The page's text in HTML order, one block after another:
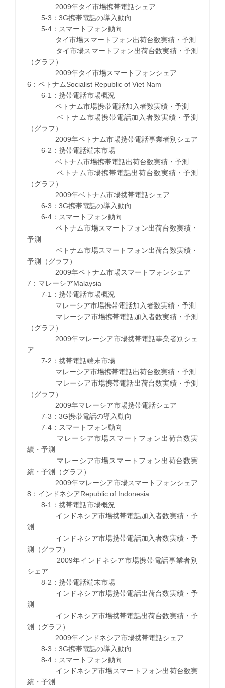
2009年タイ市場携帯電話シェア
5-3：3G携帯電話の導入動向
5-4：スマートフォン動向
タイ市場スマートフォン出荷台数実績・予測
タイ市場スマートフォン出荷台数実績・予測
（グラフ）
2009年タイ市場スマートフォンシェア
6：ベトナムSocialist Republic of Viet Nam
6-1：携帯電話市場概況
ベトナム市場携帯電話加入者数実績・予測
ベトナム市場携帯電話加入者数実績・予測
（グラフ）
2009年ベトナム市場携帯電話事業者別シェア
6-2：携帯電話端末市場
ベトナム市場携帯電話出荷台数実績・予測
ベトナム市場携帯電話出荷台数実績・予測
（グラフ）
2009年ベトナム市場携帯電話シェア
6-3：3G携帯電話の導入動向
6-4：スマートフォン動向
ベトナム市場スマートフォン出荷台数実績・
予測
ベトナム市場スマートフォン出荷台数実績・
予測（グラフ）
2009年ベトナム市場スマートフォンシェア
7：マレーシアMalaysia
7-1：携帯電話市場概況
マレーシア市場携帯電話加入者数実績・予測
マレーシア市場携帯電話加入者数実績・予測
（グラフ）
2009年マレーシア市場携帯電話事業者別シェ
ア
7-2：携帯電話端末市場
マレーシア市場携帯電話出荷台数実績・予測
マレーシア市場携帯電話出荷台数実績・予測
（グラフ）
2009年マレーシア市場携帯電話シェア
7-3：3G携帯電話の導入動向
7-4：スマートフォン動向
マレーシア市場スマートフォン出荷台数実
績・予測
マレーシア市場スマートフォン出荷台数実
績・予測（グラフ）
2009年マレーシア市場スマートフォンシェア
8：インドネシアRepublic of Indonesia
8-1：携帯電話市場概況
インドネシア市場携帯電話加入者数実績・予
測
インドネシア市場携帯電話加入者数実績・予
測（グラフ）
2009年インドネシア市場携帯電話事業者別
シェア
8-2：携帯電話端末市場
インドネシア市場携帯電話出荷台数実績・予
測
インドネシア市場携帯電話出荷台数実績・予
測（グラフ）
2009年インドネシア市場携帯電話シェア
8-3：3G携帯電話の導入動向
8-4：スマートフォン動向
インドネシア市場スマートフォン出荷台数実
績・予測